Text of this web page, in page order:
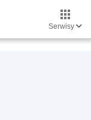
Serwisy